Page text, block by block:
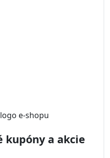
kupóny a akcie